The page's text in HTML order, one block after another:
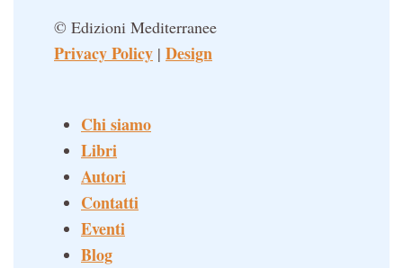
© Edizioni Mediterranee
Privacy Policy | Design
Chi siamo
Libri
Autori
Contatti
Eventi
Blog